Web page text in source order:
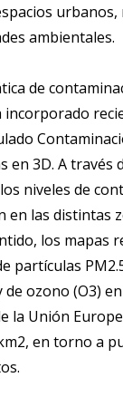
ambientales.
de
incorporado
en 3D. A través
niveles de
en las distintas
los mapas
partículas
ozono (O3)
la Unión
en torno a